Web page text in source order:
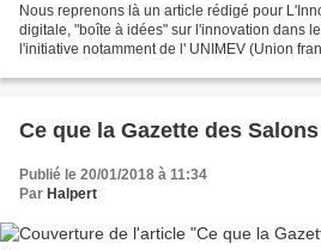
Nous reprenons là un article rédigé pour
digitale, "boîte à idées" sur l'innovation dans
l'initiative notamment de l' UNIMEV (Union
Ce que la Gazette des
Publié le 20/01/2018 à 11:34
Par Halpert